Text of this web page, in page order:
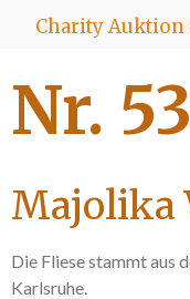
ZumCharity
Nr. 53
Majolika
Die Fliese stammt
Karlsruhe.